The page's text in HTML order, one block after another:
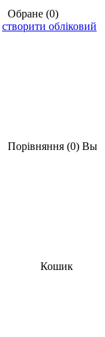
Обране (0)
створити обліковий
Порівняння (0) Вы
Кошик